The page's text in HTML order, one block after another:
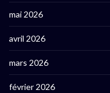
mai 2026
avril 2026
mars 2026
février 2026